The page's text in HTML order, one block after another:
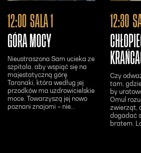
12:00 SALA 1 Otwiera się w nowym
GÓRA MOCY
Nieustraszona Sam ucieka ze
szpitala, aby wspiąć się na
majestatyczną górę
Taranaki, która według jej
przodków ma uzdrowicielskie
moce. Towarzyszą jej nowo
poznani znajomi – nie...
12:30
Czy
tam,
by
Omul
zwierząt,
dogadać
bratem.